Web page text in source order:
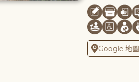
Google 地